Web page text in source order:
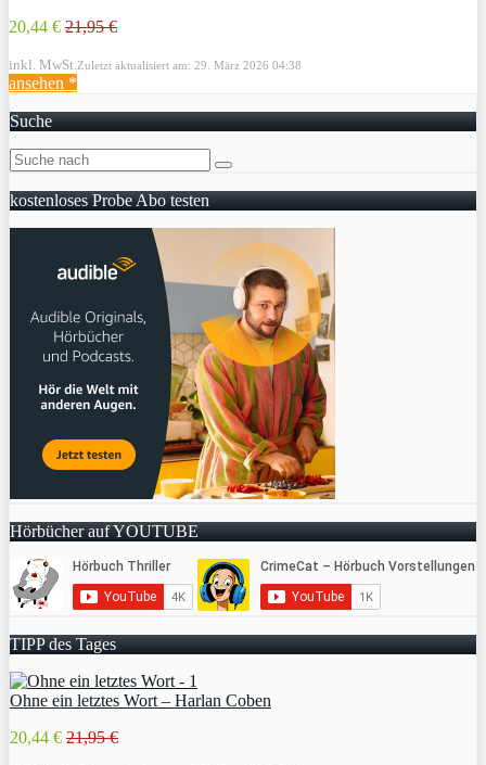
20,44 € 21,95 €
inkl. MwSt. Zuletzt aktualisiert am: 29. März 2026 04:38
ansehen *
Suche
kostenloses Probe Abo testen
Hörbücher auf YOUTUBE
TIPP des Tages
Ohne ein letztes Wort – Harlan Coben
20,44 € 21,95 €